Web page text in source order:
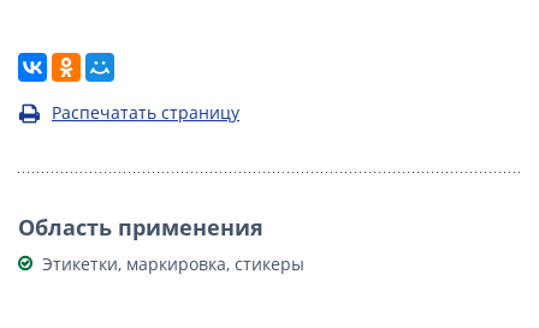
Распечатать страницу
Область применения
Этикетки, маркировка, стикеры